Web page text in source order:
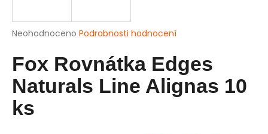
Průměrné
produktu
je
0,0
5
hvězdiček.
Neohodnoceno Podrobnosti hodnocení
Fox Rovnátka Edges
Naturals Line Alignas 10
ks
j
t
?